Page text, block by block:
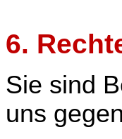
6.
Sie sind
uns